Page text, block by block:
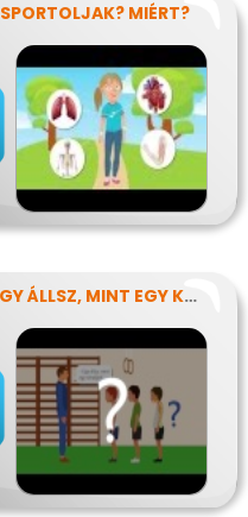
SPORTOLJAK? MIÉRT?
ÚGY ÁLLSZ, MINT EGY KÉRDŐJEL